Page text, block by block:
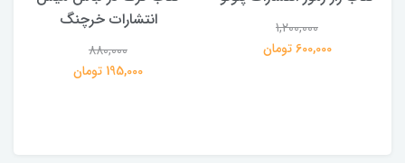
1,200,000
600,000 تومان
انتشارات خرچنگ
880,000
195,000 تومان